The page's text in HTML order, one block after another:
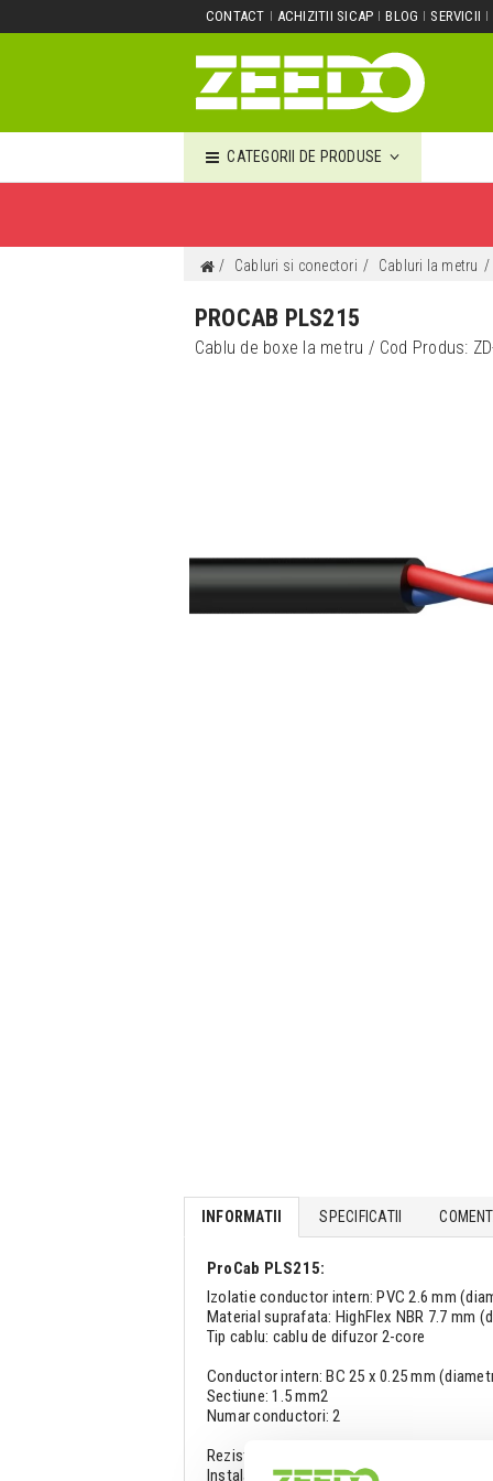
CONTACT ACHIZITII SICAP BLOG SERVICII
CATEGORII DE PRODUSE
Cabluri si conectori Cabluri la metru
PROCAB PLS215
Cablu de boxe la metru / Cod Produs:
INFORMATII SPECIFICATII
ProCab PLS215:
Izolatie conductor intern: PVC 2.6 mm
Material suprafata: HighFlex NBR 7.7 mm
Tip cablu: cablu de difuzor 2-core
Conductor intern: BC 25 x 0.25 mm
Sectiune: 1.5 mm2
Numar conductori: 2
Rezistenta la temperaturi
Instalare fixa: -15 / +70 gr Celsius